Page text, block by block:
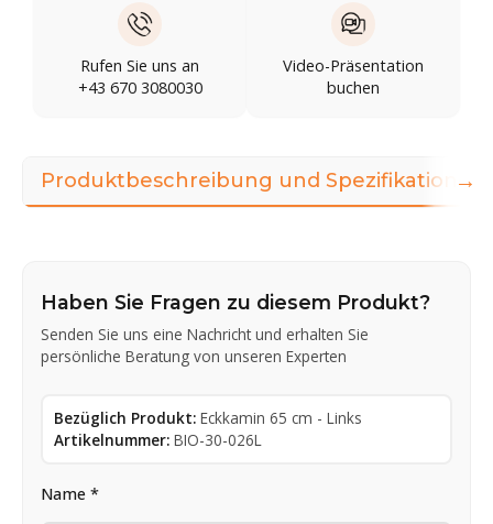
Rufen Sie uns an
+43 670 3080030
Video-Präsentation
buchen
Produktbeschreibung und Spezifikationen
Haben Sie Fragen zu diesem Produkt?
Senden Sie uns eine Nachricht und erhalten Sie
persönliche Beratung von unseren Experten
Bezüglich Produkt: Eckkamin 65 cm - Links
Artikelnummer: BIO-30-026L
Name *
→